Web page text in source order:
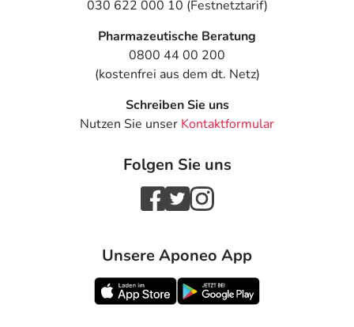
030 622 000 10 (Festnetztarif)
Pharmazeutische Beratung
0800 44 00 200
(kostenfrei aus dem dt. Netz)
Schreiben Sie uns
Nutzen Sie unser Kontaktformular
Folgen Sie uns
Unsere Aponeo App